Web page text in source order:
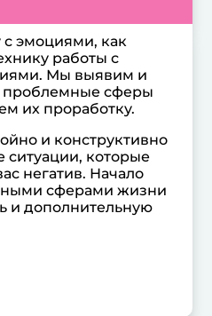
с эмоциями, как
работы с
Мы выявим и
проблемные сферы
их проработку.
и конструктивно
ситуации, которые
негатив. Начало
сферами жизни
и дополнительную